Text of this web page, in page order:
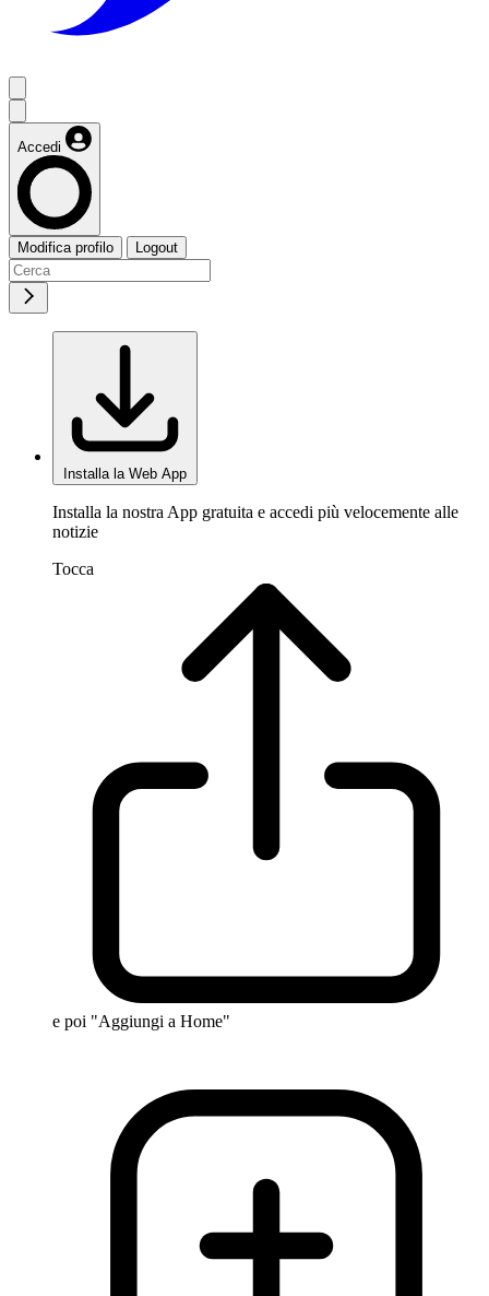
Accedi
Modifica profilo Logout
Installa la Web App
Installa la nostra App gratuita e accedi più velocemente alle
notizie
Tocca
e poi "Aggiungi a Home"